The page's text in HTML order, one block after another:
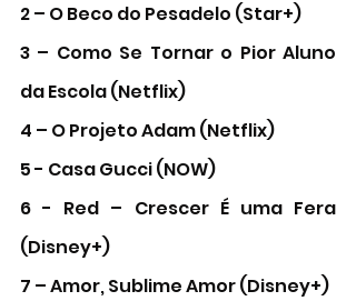
2 – O Beco do Pesadelo (Star+)
3 – Como Se Tornar o Pior Aluno
da Escola (Netflix)
4 – O Projeto Adam (Netflix)
5 - Casa Gucci (NOW)
6 - Red – Crescer É uma Fera
(Disney+)
7 – Amor, Sublime Amor (Disney+)